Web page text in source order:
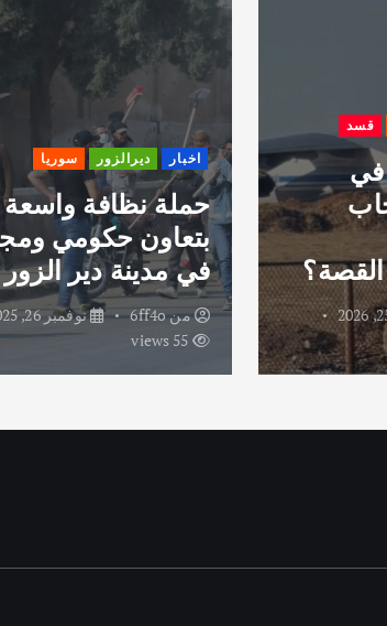
قسد
في
اخبار ديرالزور سوريا
حملة نظافة واسعة
بتعاون حكومي
في مدينة دير الزور
من6ff4o
نوفمبر 26, 2025